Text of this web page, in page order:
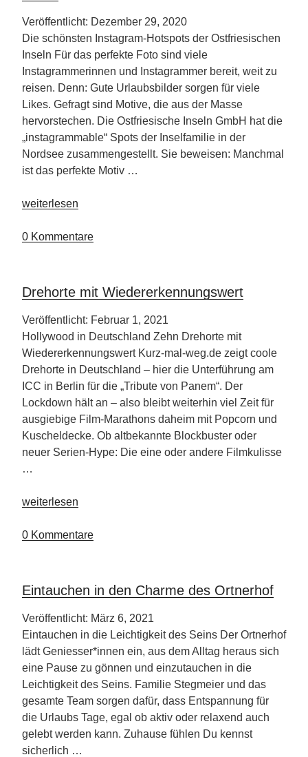
Veröffentlicht: Dezember 29, 2020
Die schönsten Instagram-Hotspots der Ostfriesischen
Inseln Für das perfekte Foto sind viele
Instagrammerinnen und Instagrammer bereit, weit zu
reisen. Denn: Gute Urlaubsbilder sorgen für viele
Likes. Gefragt sind Motive, die aus der Masse
hervorstechen. Die Ostfriesische Inseln GmbH hat die
„instagrammable“ Spots der Inselfamilie in der
Nordsee zusammengestellt. Sie beweisen: Manchmal
ist das perfekte Motiv …
„Perfekte
auf
Inseln“
weiterlesen
0 Kommentare
Drehorte mit Wiedererkennungswert
Veröffentlicht: Februar 1, 2021
Hollywood in Deutschland Zehn Drehorte mit
Wiedererkennungswert Kurz-mal-weg.de zeigt coole
Drehorte in Deutschland – hier die Unterführung am
ICC in Berlin für die „Tribute von Panem“. Der
Lockdown hält an – also bleibt weiterhin viel Zeit für
ausgiebige Film-Marathons daheim mit Popcorn und
Kuscheldecke. Ob altbekannte Blockbuster oder
neuer Serien-Hype: Die eine oder andere Filmkulisse
…
„Drehorte
Wiedererkennungswert“
weiterlesen
0 Kommentare
Eintauchen in den Charme des Ortnerhof
Veröffentlicht: März 6, 2021
Eintauchen in die Leichtigkeit des Seins Der Ortnerhof
lädt Geniesser*innen ein, aus dem Alltag heraus sich
eine Pause zu gönnen und einzutauchen in die
Leichtigkeit des Seins. Familie Stegmeier und das
gesamte Team sorgen dafür, dass Entspannung für
die Urlaubs Tage, egal ob aktiv oder relaxend auch
gelebt werden kann. Zuhause fühlen Du kennst
sicherlich …